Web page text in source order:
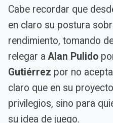
Cabe recordar que
en claro su postura
rendimiento, tomando
relegar a Alan Pulido
Gutiérrez por no
claro que en su
privilegios, sino para
su idea de juego.